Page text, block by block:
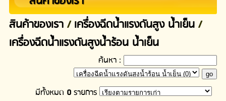
สินค้าของเรา/เครื่องฉีดน้ำแรงดันสูง น้ำเย็น/
เครื่องฉีดน้ำแรงดันสูงน้ำร้อน น้ำเย็น
ค้นหา :
มีทั้งหมด 0รายการ